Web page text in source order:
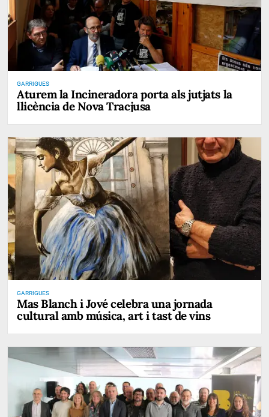
GARRIGUES
Aturem la Incineradora porta als jutjats la
llicència de Nova Tracjusa
GARRIGUES
Mas Blanch i Jové celebra una jornada
cultural amb música, art i tast de vins